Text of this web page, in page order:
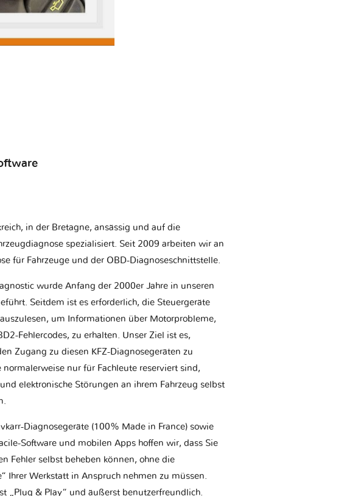
in der Bretagne, ansässig und auf die
spezialisiert. Seit 2009 arbeiten wir an
für Fahrzeuge und der OBD-Diagnoseschnittstelle.
wurde Anfang der 2000er Jahre in unseren
Seitdem ist es erforderlich, die Steuergeräte
um Informationen über Motorprobleme,
Fehlercodes, zu erhalten. Unser Ziel ist es,
Zugang zu diesen KFZ-Diagnosegeräten zu
nur für Fachleute reserviert sind,
elektronische Störungen an ihrem Fahrzeug selbst
Diagnosegeräte (100% Made in France) sowie
Software und mobilen Apps hoffen wir, dass Sie
Fehler selbst beheben können, ohne die
Ihrer Werkstatt in Anspruch nehmen zu müssen.
„Plug & Play“ und äußerst benutzerfreundlich.